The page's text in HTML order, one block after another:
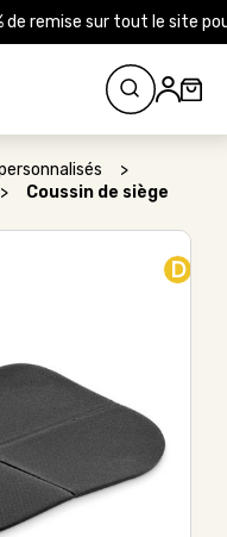
remise sur tout le site
>
>
Coussin de siège
D